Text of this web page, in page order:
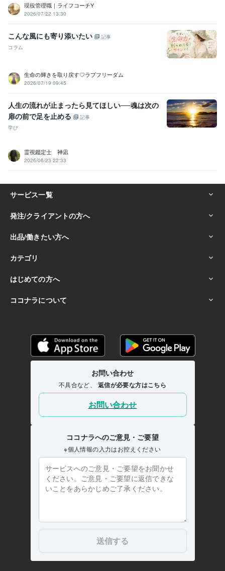
現役管理職｜ライフコーチY
2026/07/22 13:30
こんな風にも寄り添いたい
記事
コラム
生命の輝きを取り戻す♡ラブフリーダム
2026/07/19 09:45
人生の流れが止まったら見てほしい──魂は次の
扉の前で足を止める
記事
学び
霊視鑑定士 神凪
2026/06/23 22:33